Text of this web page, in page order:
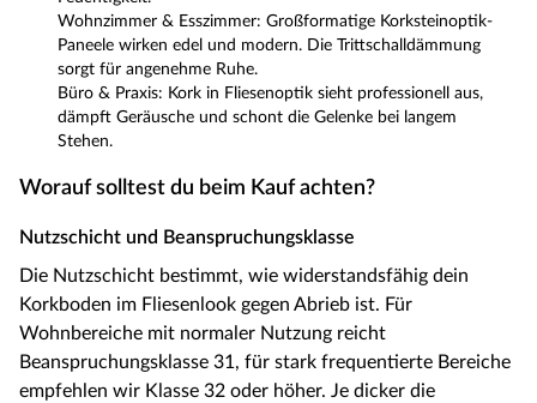
Wohnzimmer & Esszimmer: Großformatige Korksteinoptik-
Paneele wirken edel und modern. Die Trittschalldämmung
sorgt für angenehme Ruhe.
Büro & Praxis: Kork in Fliesenoptik sieht professionell aus,
dämpft Geräusche und schont die Gelenke bei langem
Stehen.
Worauf solltest du beim Kauf achten?
Nutzschicht und Beanspruchungsklasse
Die Nutzschicht bestimmt, wie widerstandsfähig dein
Korkboden im Fliesenlook gegen Abrieb ist. Für
Wohnbereiche mit normaler Nutzung reicht
Beanspruchungsklasse 31, für stark frequentierte Bereiche
empfehlen wir Klasse 32 oder höher. Je dicker die